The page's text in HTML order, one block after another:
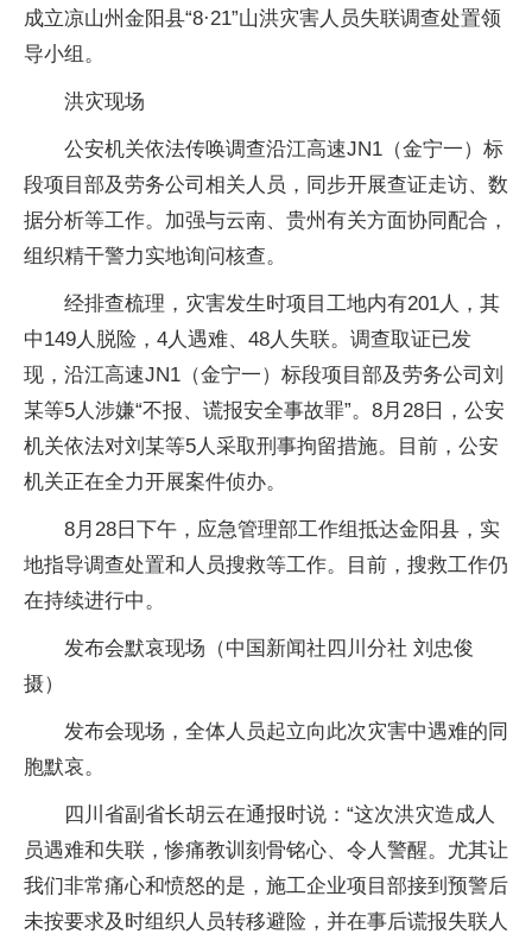
成立凉山州金阳县“8·21”山洪灾害人员失联调查处置领
导小组。
洪灾现场
公安机关依法传唤调查沿江高速JN1（金宁一）标
段项目部及劳务公司相关人员，同步开展查证走访、数
据分析等工作。加强与云南、贵州有关方面协同配合，
组织精干警力实地询问核查。
经排查梳理，灾害发生时项目工地内有201人，其
中149人脱险，4人遇难、48人失联。调查取证已发
现，沿江高速JN1（金宁一）标段项目部及劳务公司刘
某等5人涉嫌“不报、谎报安全事故罪”。8月28日，公安
机关依法对刘某等5人采取刑事拘留措施。目前，公安
机关正在全力开展案件侦办。
8月28日下午，应急管理部工作组抵达金阳县，实
地指导调查处置和人员搜救等工作。目前，搜救工作仍
在持续进行中。
发布会默哀现场（中国新闻社四川分社 刘忠俊
摄）
发布会现场，全体人员起立向此次灾害中遇难的同
胞默哀。
四川省副省长胡云在通报时说：“这次洪灾造成人
员遇难和失联，惨痛教训刻骨铭心、令人警醒。尤其让
我们非常痛心和愤怒的是，施工企业项目部接到预警后
未按要求及时组织人员转移避险，并在事后谎报失联人